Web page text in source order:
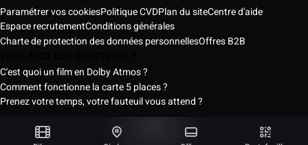
Paramétrer vos cookiesPolitique CVDPlan du siteCentre d'aide
Espace recrutementConditions générales
Charte de protection des données personnellesOffres B2B
C'est quoi un film en Dolby Atmos ?
Comment fonctionne la carte 5 places ?
Prenez votre temps, votre fauteuil vous attend ?
Les Cinémas Pathé Sénégal © 2026